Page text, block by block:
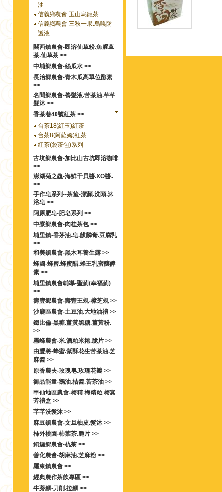
油
信義鄉農會 玉山烏龍茶
信義鄉農會 三秋一果.烏嘎防
護液
關西鎮農會-即溶仙草粉.魚腥草
茶.仙草茶 >>
中埔鄉農會-絲瓜水 >>
長治郷農會-青木瓜高單位酵素
>>
名間鄉農會-養髮液.苦茶油.芊芊
髮沐 >>
香茶巷40號紅茶 >>
台茶18(紅玉)紅茶
台茶8(阿薩姆)紅茶
紅茶(袋茶包)系列
古坑鄉農會-加比山古坑即溶咖啡
>>
澎湖菊之鱻-海鮮干貝醬.XO醬..
>>
手作皂系列--茶箍-潔顏.洗頭.沐
浴皂 >>
阿原肥皂-肥皂系列 >>
中寮鄉農會-肉桂茶包 >>
埔里鎮-香茅油.皂.麒麟膏.豆腐乳
>>
和美鎮農會-黑木耳養生露 >>
蜂國-蜂蜜.蜂蜜醋.蜂王乳蜜釀酵
素 >>
埔里鎮農會輔導-聖薊(幸福薊)
>>
壽豐鄉農會-壽豐王蜆-樟芝蜆 >>
沙鹿區農會-土豆油.大地油禮 >>
鐵比倫-黑糖.薑黃黑糖.薑黃粉.
>>
霧峰農會-米.酒粕米捲.脆片 >>
由豐將-蜂蜜.紫酥花生苦茶油.芝
麻醬 >>
原香農夫-玫瑰皂.玫瑰花瓣 >>
御品能量-鵝油.桔醬.苦茶油 >>
甲仙地區農會-梅精.梅精粒.梅宴
芳禮盒 >>
芊芊洗髮沐 >>
麻豆鎮農會-文旦柚皮.髮沐 >>
柿外桃園-柿葉茶.脆片 >>
銅鑼鄉農會-杭菊 >>
善化農會-胡麻油.芝麻粉 >>
羅東鎮農會 >>
經典農作茶飲專區 >>
牛蒡麵-刀削.拉麵 >>